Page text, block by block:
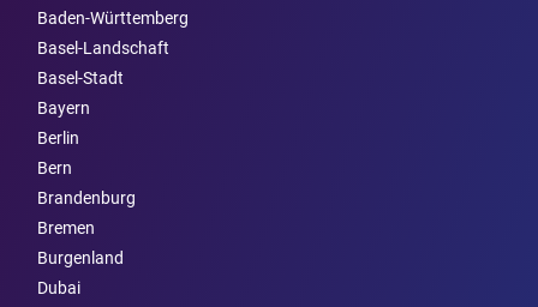
Baden-Württemberg
Basel-Landschaft
Basel-Stadt
Bayern
Berlin
Bern
Brandenburg
Bremen
Burgen­land
Dubai